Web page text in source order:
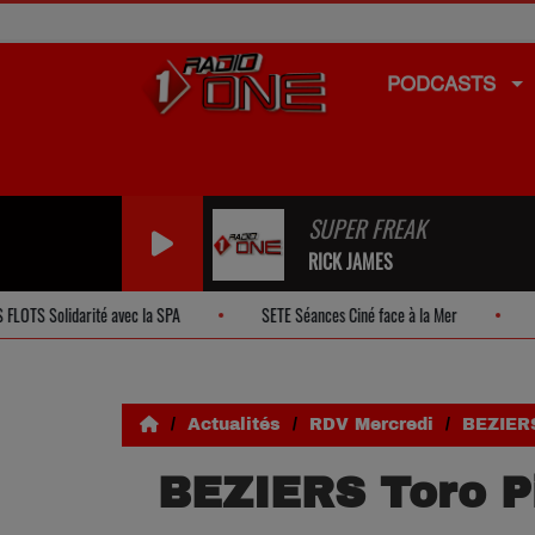
PODCASTS
SUPER FREAK
RICK JAMES
la SPA SETE Séances Ciné face à la Mer SETE Une Nuit
Actualités RDV Mercredi
BEZIERS Toro